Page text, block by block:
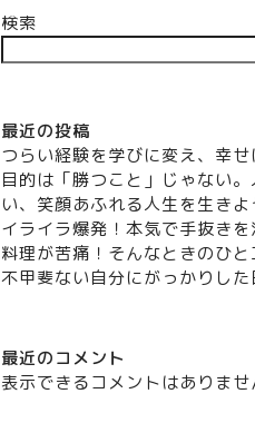
検索
最近の投稿
つらい経験を学びに変え、幸せ
目的は「勝つこと」じゃない
い、笑顔あふれる人生を生きよ
イライラ爆発！本気で手抜きを
料理が苦痛！そんなときのひと
不甲斐ない自分にがっかりし
最近のコメント
表示できるコメントはありませ